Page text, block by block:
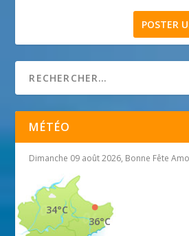
MÉTÉO
Dimanche 09 août 2026, Bonne Fête
36°C
34°C